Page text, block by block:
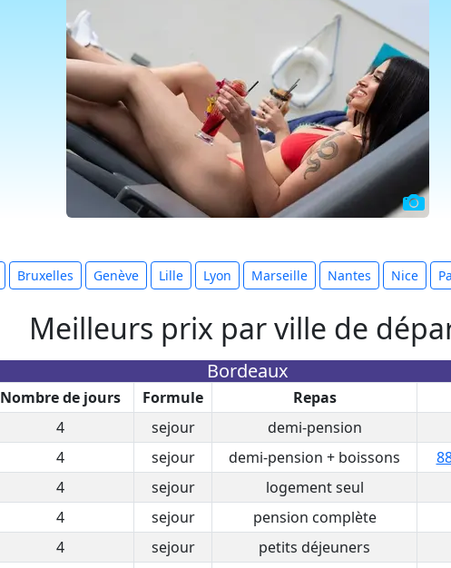
Bruxelles Genève Lille Lyon Marseille Nantes Nice
Meilleurs prix par ville de
Bordeaux
Nombre de jours Formule
Repas
4 sejour
demi-pension
4 sejour demi-pension + boissons
4 sejour
logement seul
4 sejour
pension complète
4 sejour
petits déjeuners